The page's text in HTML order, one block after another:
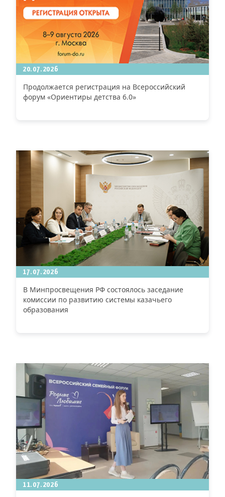
20.07.2026
Продолжается регистрация на Всероссийский
форум «Ориентиры детства 6.0»
17.07.2026
В Минпросвещения РФ состоялось заседание
комиссии по развитию системы казачьего
образования
11.07.2026